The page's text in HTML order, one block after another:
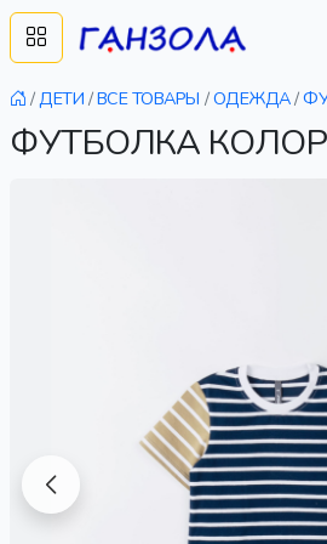
/ДЕТИ /ВСЕ ТОВАРЫ /ОДЕЖДА/
ФУТБОЛКА КОЛОР